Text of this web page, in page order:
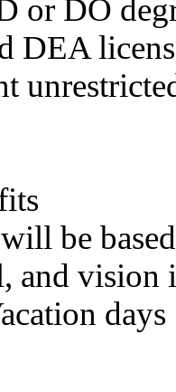
or DO
DEA
be
and vision
days